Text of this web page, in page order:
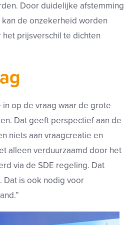
Door duidelijke afstemming
de onzekerheid worden
prijsverschil te dichten
op de vraag waar de grote
Dat geeft perspectief aan de
niets aan vraagcreatie en
alleen verduurzaamd door het
via de SDE regeling. Dat
Dat is ook nodig voor